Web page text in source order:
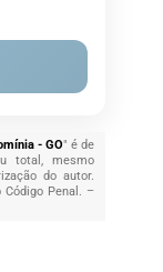
- GO" é de
total, mesmo
do autor.
Penal. –